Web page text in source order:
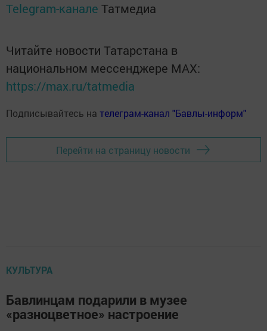
Telegram-канале Татмедиа
Читайте новости Татарстана в
национальном мессенджере MАХ:
https://max.ru/tatmedia
Подписывайтесь на телеграм-канал "Бавлы-информ"
Перейти на страницу новости
КУЛЬТУРА
Бавлинцам подарили в музее
«разноцветное» настроение